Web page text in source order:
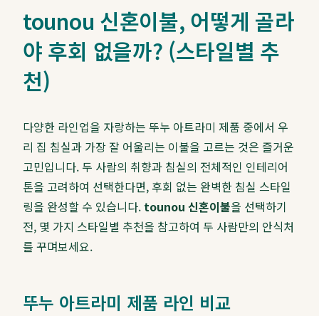
tounou 신혼이불, 어떻게 골라
야 후회 없을까? (스타일별 추
천)
다양한 라인업을 자랑하는 뚜누 아트라미 제품 중에서 우
리 집 침실과 가장 잘 어울리는 이불을 고르는 것은 즐거운
고민입니다. 두 사람의 취향과 침실의 전체적인 인테리어
톤을 고려하여 선택한다면, 후회 없는 완벽한 침실 스타일
링을 완성할 수 있습니다. tounou 신혼이불을 선택하기
전, 몇 가지 스타일별 추천을 참고하여 두 사람만의 안식처
를 꾸며보세요.
뚜누 아트라미 제품 라인 비교